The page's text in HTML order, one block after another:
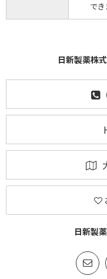
できま
日新製薬株
日新製